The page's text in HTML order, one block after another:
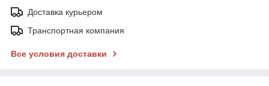
Доставка курьером
Транспортная компания
Все условия доставки